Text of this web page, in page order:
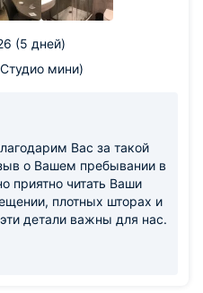
(5 дней)
мини)
Вас за такой
о Вашем пребывании в
приятно читать Ваши
плотных шторах и
детали важны для нас.
является лучшей